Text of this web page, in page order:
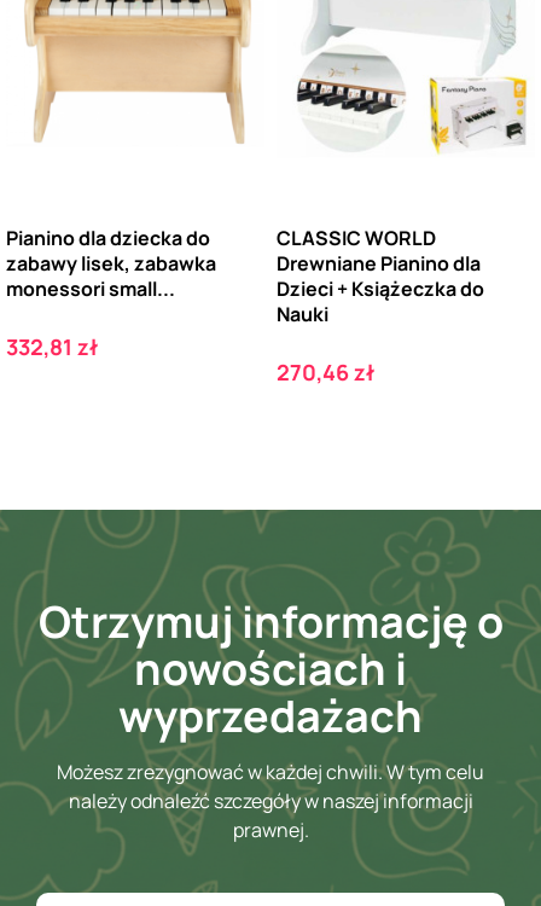
Pianino dla dziecka do
zabawy lisek, zabawka
monessori small...
Cena
332,81 zł
CLASSIC WORLD
Drewniane Pianino dla
Dzieci + Książeczka do
Nauki
Cena
270,46 zł
Otrzymuj informację o
nowościach i
wyprzedażach
Możesz zrezygnować w każdej chwili. W tym celu
należy odnaleźć szczegóły w naszej informacji
prawnej.